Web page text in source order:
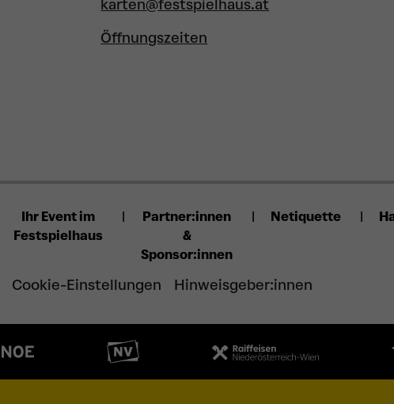
karten@festspielhaus.at
Öffnungszeiten
Ihr Event im
Festspielhaus
Partner:innen
&
Sponsor:innen
Netiquette
Cookie-Einstellungen Hinweisgeber:innen